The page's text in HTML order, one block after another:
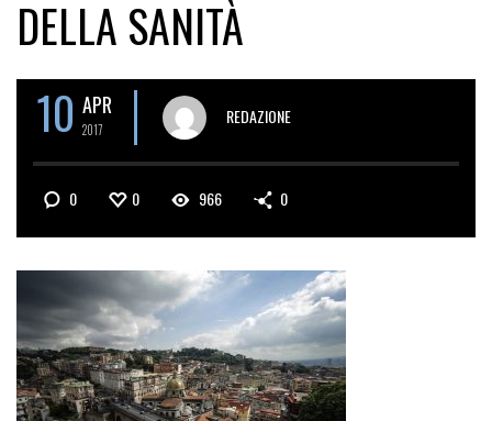
DELLA SANITÀ
10 APR
2017
REDAZIONE
0 0 966 0